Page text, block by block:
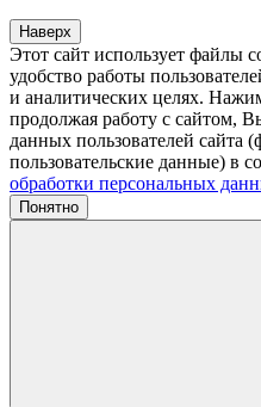
Наверх
Этот сайт использует файлы
удобство работы
и аналитических целях.
продолжая работу с сайтом,
данных пользователей сайта
пользовательские данные) в
обработки персональных
Понятно